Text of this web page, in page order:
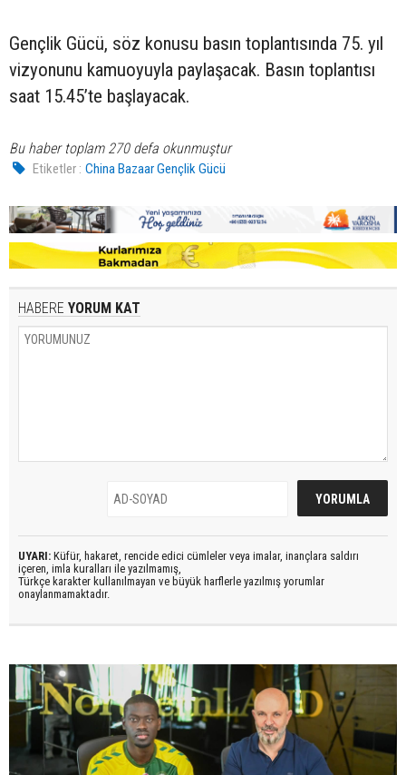
Gençlik Gücü, söz konusu basın toplantısında 75. yıl
vizyonunu kamuoyuyla paylaşacak. Basın toplantısı
saat 15.45’te başlayacak.
Bu haber toplam 270 defa okunmuştur
Etiketler : China Bazaar Gençlik Gücü
HABERE YORUM KAT
UYARI: Küfür, hakaret, rencide edici cümleler veya imalar, inançlara saldırı
içeren, imla kuralları ile yazılmamış,
Türkçe karakter kullanılmayan ve büyük harflerle yazılmış yorumlar
onaylanmamaktadır.